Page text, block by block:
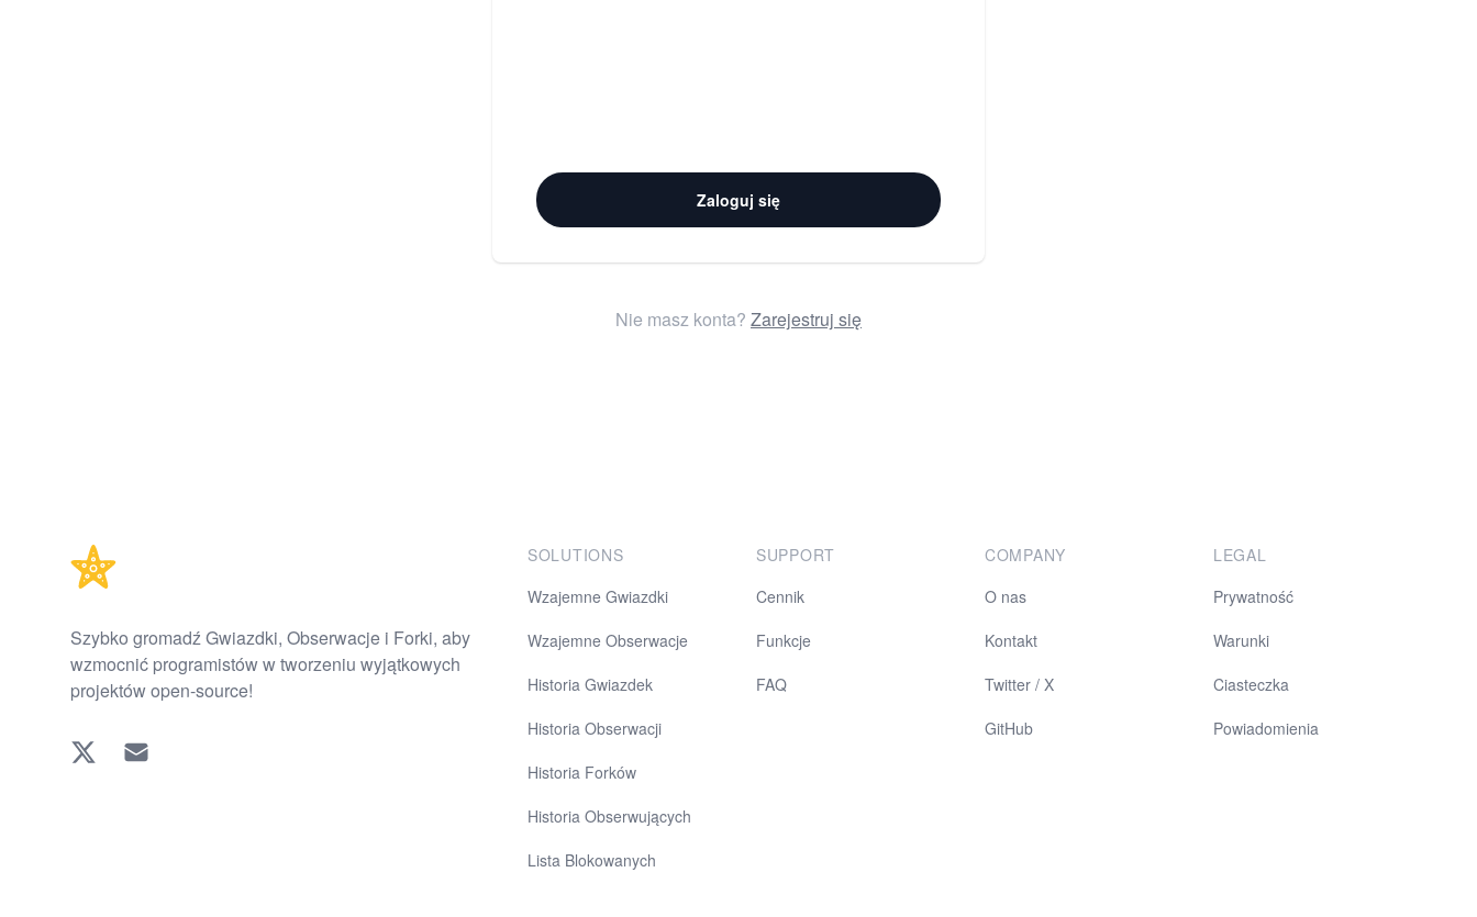
Zaloguj się
Nie masz konta? Zarejestruj się
Szybko gromadź Gwiazdki, Obserwacje i Forki, aby
wzmocnić programistów w tworzeniu wyjątkowych
projektów open-source!
Twitter EMAIL
SOLUTIONS
Wzajemne Gwiazdki
Wzajemne Obserwacje
Historia Gwiazdek
Historia Obserwacji
Historia Forków
Historia Obserwujących
Lista Blokowanych
SUPPORT
Cennik
Funkcje
FAQ
COMPANY
O nas
Kontakt
Twitter / X
GitHub
LEGAL
Prywatność
Warunki
Ciasteczka
Powiadomienia